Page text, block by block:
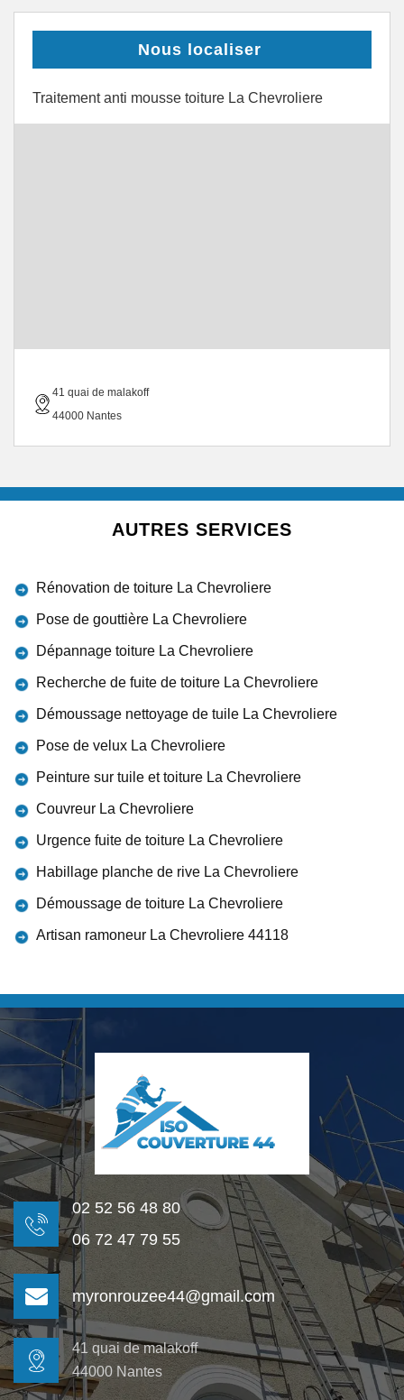
Nous localiser
Traitement anti mousse toiture La Chevroliere
41 quai de malakoff
44000 Nantes
AUTRES SERVICES
Rénovation de toiture La Chevroliere
Pose de gouttière La Chevroliere
Dépannage toiture La Chevroliere
Recherche de fuite de toiture La Chevroliere
Démoussage nettoyage de tuile La Chevroliere
Pose de velux La Chevroliere
Peinture sur tuile et toiture La Chevroliere
Couvreur La Chevroliere
Urgence fuite de toiture La Chevroliere
Habillage planche de rive La Chevroliere
Démoussage de toiture La Chevroliere
Artisan ramoneur La Chevroliere 44118
02 52 56 48 80
06 72 47 79 55
myronrouzee44@gmail.com
41 quai de malakoff
44000 Nantes